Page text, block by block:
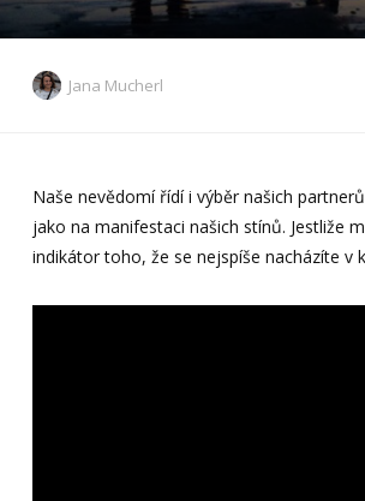
Jana Mucherl
Naše nevědomí řídí i výběr našich
jako na manifestaci našich stínů. Jestliže
indikátor toho, že se nejspíše nacházíte v